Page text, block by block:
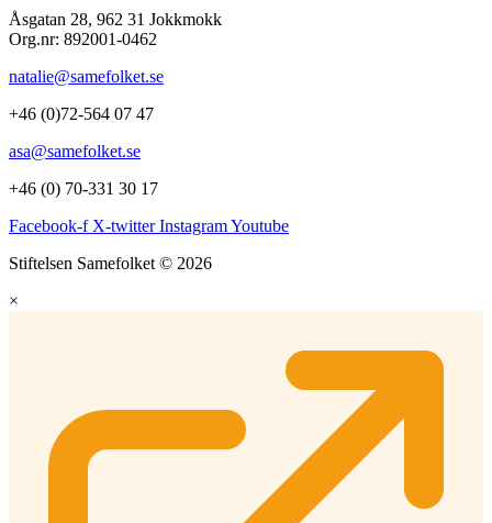
Åsgatan 28, 962 31 Jokkmokk
Org.nr: 892001-0462
natalie@samefolket.se
+46 (0)72-564 07 47
asa@samefolket.se
+46 (0) 70-331 30 17
Facebook-f X-twitter InstagramYoutube
Stiftelsen Samefolket © 2026
×